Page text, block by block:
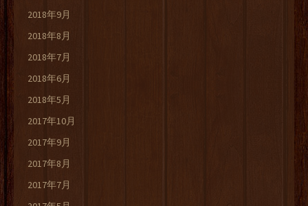
2018年9月
2018年8月
2018年7月
2018年6月
2018年5月
2017年10月
2017年9月
2017年8月
2017年7月